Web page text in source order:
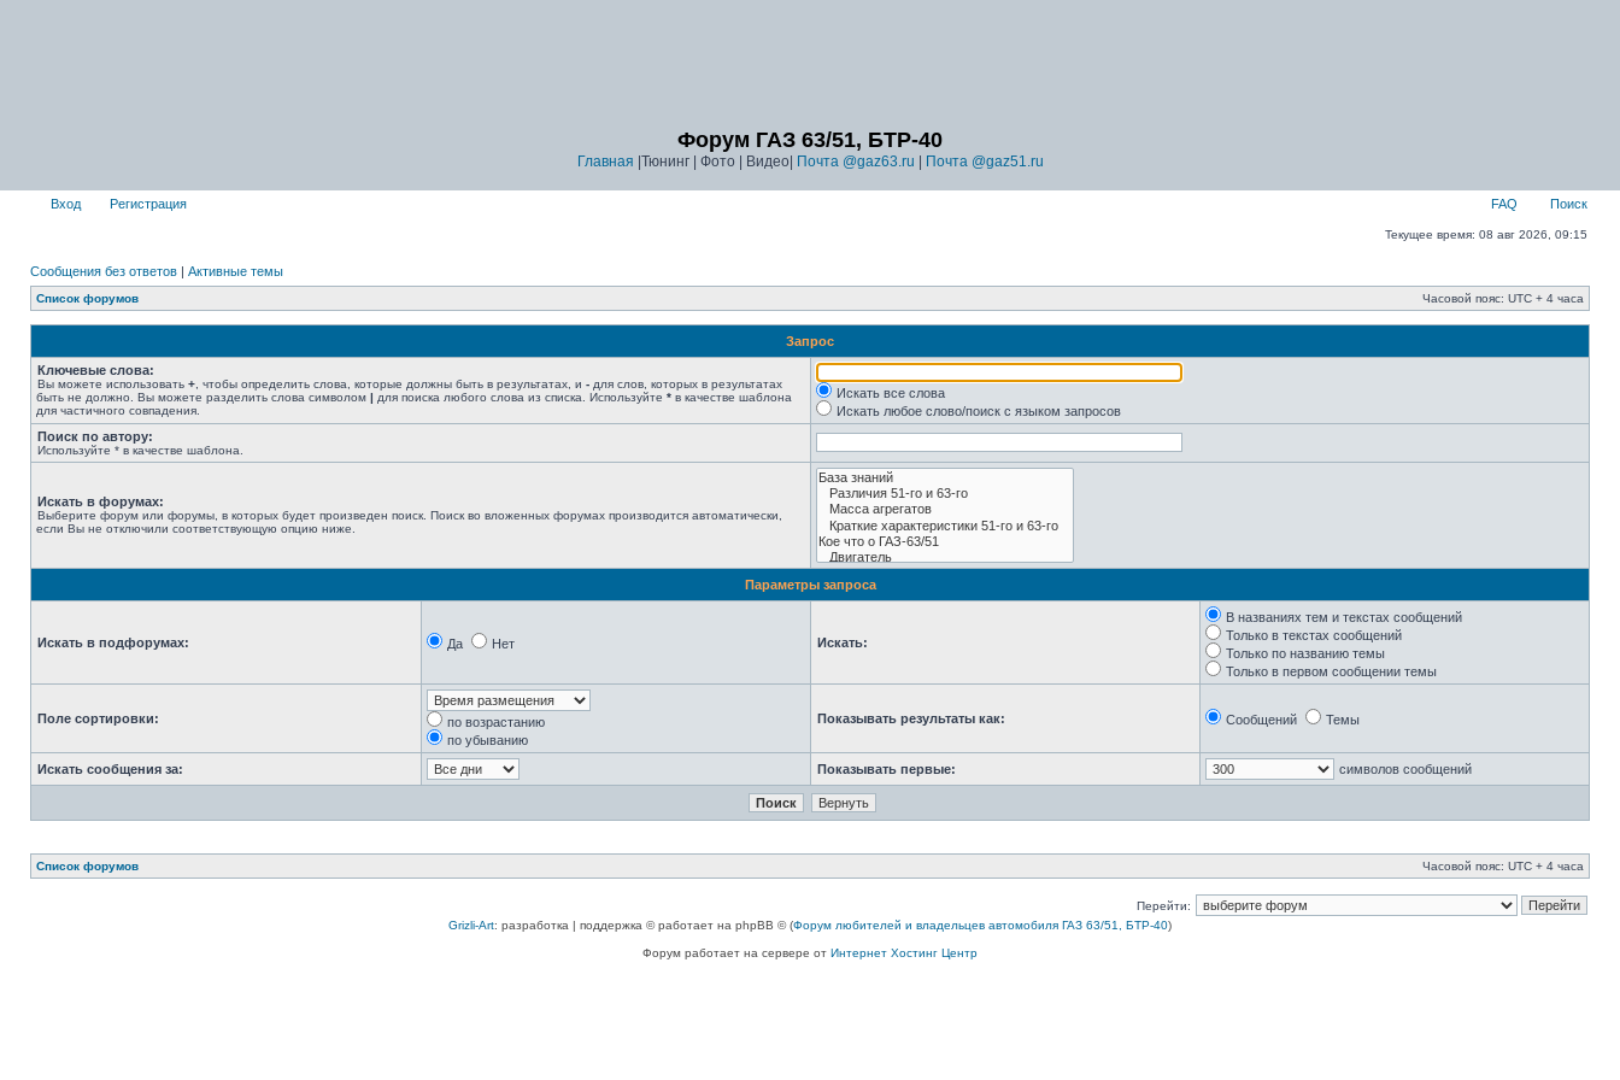
Форум ГАЗ 63/51, БТР-40
Главная |Тюнинг | Фото | Видео| Почта @gaz63.ru Почта @gaz51.ru
Вход Регистрация FAQ Поиск
Текущее время: 08 авг 2026, 09:15
Сообщения без ответов | Активные темы
Список форумов Часовой пояс: UTC + 4 часа
Запрос
Ключевые слова:
Вы можете использовать + , чтобы определить слова, которые должны быть в результатах, и - для слов, которых в результатах
быть не должно. Вы можете разделить слова символом | для поиска любого слова из списка. Используйте * в качестве шаблона
для частичного совпадения.
Искать все слова
Искать любое слово/поиск с языком запросов
Поиск по автору:
Используйте * в качестве шаблона.
Искать в форумах:
Выберите форум или форумы, в которых будет произведен поиск. Поиск во вложенных форумах производится автоматически,
если Вы не отключили соответствующую опцию ниже.
Параметры запроса
Искать в подфорумах: Да Нет Искать:
В названиях тем и текстах сообщений
Только в текстах сообщений
Только по названию темы
Только в первом сообщении темы
Поле сортировки:
по возрастанию
по убыванию
Показывать результаты как: Сообщений Темы
Искать сообщения за: Показывать первые: символов сообщений
Список форумов Часовой пояс: UTC + 4 часа
Перейти:
Grizli-Art: разработка | поддержка © работает на phpBB © (Форум любителей и владельцев автомобиля ГАЗ 63/51, БТР-40)
Форум работает на сервере от Интернет Хостинг Центр